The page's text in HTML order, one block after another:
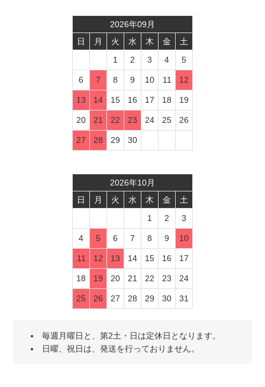
2026年09月
日
月 火 水 木 金
土
1
2 3 4 5
6 7 8 9 10 11 12
13 14 15 16 17 18 19
20 21 22 23 24 25 26
27 28 29 30
2026年10月
日
月 火 水 木 金
土
1
2 3
4 5 6 7 8 9 10
11 12 13 14 15 16 17
18 19 20 21 22 23 24
25 26 27 28 29 30 31
毎週月曜日と、第2土・日は定休日となります。
日曜、祝日は、発送を行っておりません。